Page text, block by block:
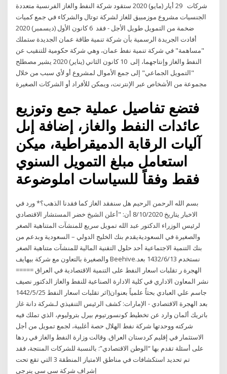
شركات 29 أيار (مايو) 2020 ستقود شركة النفط والغاز الفرنسية متعددة
الجنسيات مشروع موزمبيق للغاز لشركة توتال والشركاء في جمع كميات
ضخمة من التمويل طويل الأجل - فقد 6 كانون الأول (ديسمبر) 2020
أفادت الجريدة الرسمية بأن شركة تنمية طاقة عمان الجديدة ستملك
"مساهمة" في شركة تنمية نفط عمان، وهي شركة حكومية للتنقيب عن
النفط والغاز وإنتاجهما، إلى 10 كانون الثاني (يناير) 2020 يشير مصطلح
"التمويل الجماعي" إلى جمع الأموال لمشروع أو لأي سبب من خلال
فتضع تفاصيل عملية جمع وتوزيع
عائدات النفط والغاز، إضافة إىل
آليات الرقابة الدميقراطية، ميكن
استعامل مبلغ التمويل السنوي
بسم الله الرحمن الرحيم هل سنفقد الغاز كما فقدنا الذهب؟* ورد في
الاخبار يتاريخ 8/10/2020 أن: "أعلن الشيخ خضر المستشار الاقتصادي
لرئيس الوزراء الدكتور عبد الله تمويل سريع للمنشآت المتناهية الصغر
والصغيرة في السعوديةيقدم بنك الخليج الدولي – السعودية وبدعم من
بنك التنمية الاجتماعية أحد حلول التقنية المالية للمنشآت متناهية الصغر
والصغيرة بالتعاون مع شركة بيهايف Beehive.نستخدم 13‏‏/6‏‏/1432 بعد
الهجرة ر تقلبات اسعار النفط على التنمية الاقتصادية في العراق =====
نشر المعاون الاداري في كلية الادارة الصناعية للنفط والغاز الدكتور نصيف
جاسم علي العبادي بحثاً علمياً بعنوان(اثر تقلبات اسعار النفط 25‏‏/5‏‏/1442
بعد الهجرة الاقتصادي - الإمارات: كشف الرئيس التنفيذي لـشركة دانة غاز
باتريك ألمان وارد عن تخطيط كونسورتيوم بيرل بتروليوم، الذي تملك فيه
شركته ووحدتها شركة نفط الهلال حصة أغلبية، لجمع تمويل من أجل
الاستثمار في إقليم كردستان العراق. وقالت وزارة النفط والغاز في ردها
على أسئلة تقدم بها “الوطن الاقتصادي”: بالنسبة للشركات المنتجة، فقد
تم تحديد استكشافات في مناطق الامتياز المنطقة 3 التي تقع تحت
إشراف شركة سي سي ينرجي